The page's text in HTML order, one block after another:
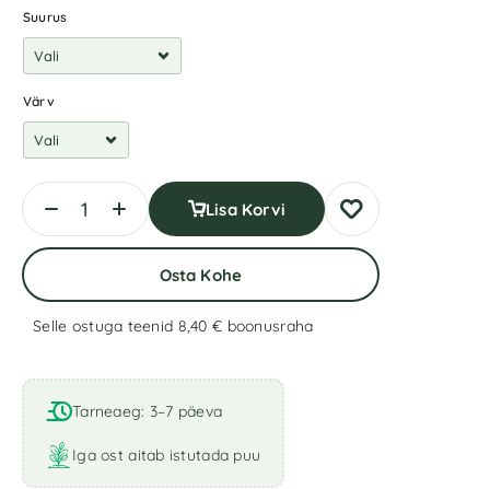
Suurus
Värv
Lisa Korvi
Osta Kohe
Selle ostuga teenid 8,40 € boonusraha
l
t
e
r
n
Tarneaeg: 3–7 päeva
Iga ost aitab istutada puu